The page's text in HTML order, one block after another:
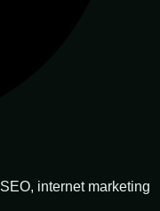
internet marketing